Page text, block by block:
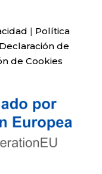
| Política
Declaración de
de Cookies